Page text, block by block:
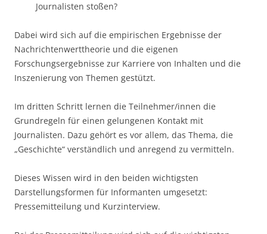
Journalisten stoßen?
Dabei wird sich auf die empirischen Ergebnisse der
Nachrichtenwerttheorie und die eigenen
Forschungsergebnisse zur Karriere von Inhalten und die
Inszenierung von Themen gestützt.
Im dritten Schritt lernen die Teilnehmer/innen die
Grundregeln für einen gelungenen Kontakt mit
Journalisten. Dazu gehört es vor allem, das Thema, die
„Geschichte“ verständlich und anregend zu vermitteln.
Dieses Wissen wird in den beiden wichtigsten
Darstellungsformen für Informanten umgesetzt:
Pressemitteilung und Kurzinterview.